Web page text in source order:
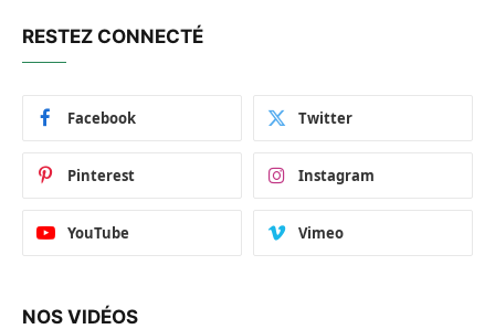
RESTEZ CONNECTÉ
Facebook Twitter
Pinterest Instagram
YouTube Vimeo
NOS VIDÉOS